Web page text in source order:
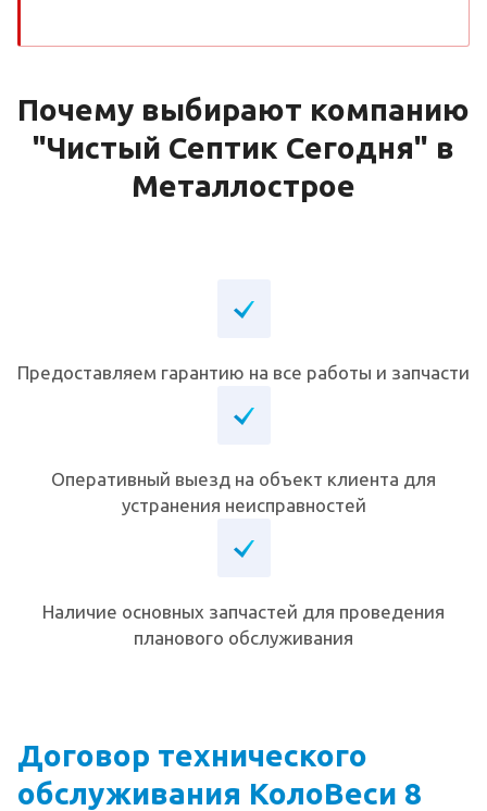
Почему выбирают компанию
"Чистый Септик Сегодня" в
Металлострое
Предоставляем гарантию на все работы и запчасти
Оперативный выезд на объект клиента для
устранения неисправностей
Наличие основных запчастей для проведения
планового обслуживания
Договор технического
обслуживания КолоВеси 8